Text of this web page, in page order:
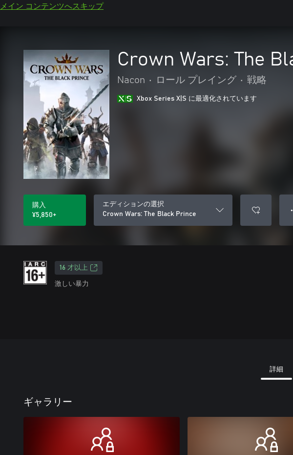
メイン コンテンツへスキップ
Crown Wars: The
Nacon • ロール プレイング • 戦略
Xbox Series X|S に最適化されています
購入
¥5,850+
エディションの選択
Crown Wars: The Black Prince
16 才以上
激しい暴力
詳細
ギャラリー